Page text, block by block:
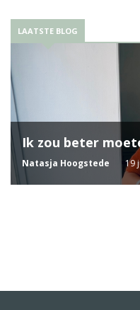
LAATSTE BLOG
Ik zou beter
Natasja Hoogstede 19